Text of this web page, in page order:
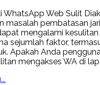
WhatsApp Web Sulit
masalah pembatasan
mengalami kesulitan
sejumlah faktor,
Apakah Anda
mengakses WA di